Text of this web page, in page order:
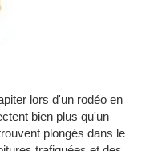
lors d'un rodéo en
bien plus qu'un
plongés dans le